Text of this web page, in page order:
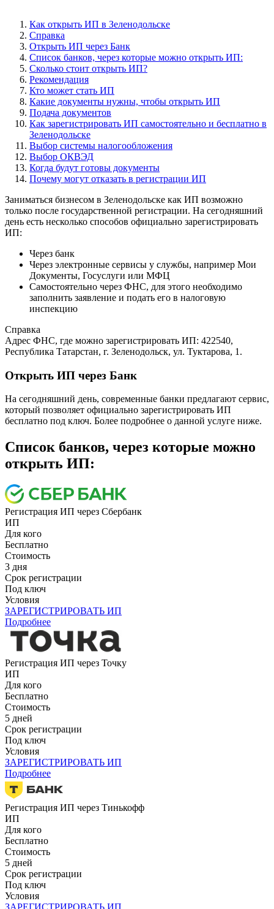
Как открыть ИП в Зеленодольске
Справка
Открыть ИП через Банк
Cписок банков, через которые можно открыть ИП:
Сколько стоит открыть ИП?
Рекомендация
Кто может стать ИП
Какие документы нужны, чтобы открыть ИП
Подача документов
Как зарегистрировать ИП самостоятельно и бесплатно в
Зеленодольске
Выбор системы налогообложения
Выбор ОКВЭД
Когда будут готовы документы
Почему могут отказать в регистрации ИП
Заниматься бизнесом в Зеленодольске как ИП возможно
только после государственной регистрации. На сегодняшний
день есть несколько способов официально зарегистрировать
ИП:
Через банк
Через электронные сервисы у службы, например Мои
Документы, Госуслуги или МФЦ
Самостоятельно через ФНС, для этого необходимо
заполнить заявление и подать его в налоговую
инспекцию
Справка
Адрес ФНС, где можно зарегистрировать ИП: 422540,
Республика Татарстан, г. Зеленодольск, ул. Туктарова, 1.
Открыть ИП через Банк
На сегодняшний день, современные банки предлагают сервис,
который позволяет официально зарегистрировать ИП
бесплатно под ключ. Более подробнее о данной услуге ниже.
Cписок банков, через которые можно
открыть ИП:
Регистрация ИП через Сбербанк
ИП
Для кого
Бесплатно
Стоимость
3 дня
Срок регистрации
Под ключ
Условия
ЗАРЕГИСТРИРОВАТЬ ИП
Подробнее
Регистрация ИП через Точку
ИП
Для кого
Бесплатно
Стоимость
5 дней
Срок регистрации
Под ключ
Условия
ЗАРЕГИСТРИРОВАТЬ ИП
Подробнее
Регистрация ИП через Тинькофф
ИП
Для кого
Бесплатно
Стоимость
5 дней
Срок регистрации
Под ключ
Условия